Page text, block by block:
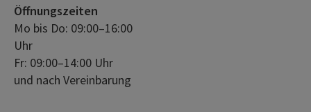
Öffnungszeiten
Mo bis Do: 09:00–16:00
Uhr
Fr: 09:00–14:00 Uhr
und nach Vereinbarung